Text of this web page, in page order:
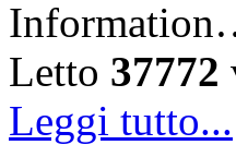
Letto 37772
Leggi tutto...